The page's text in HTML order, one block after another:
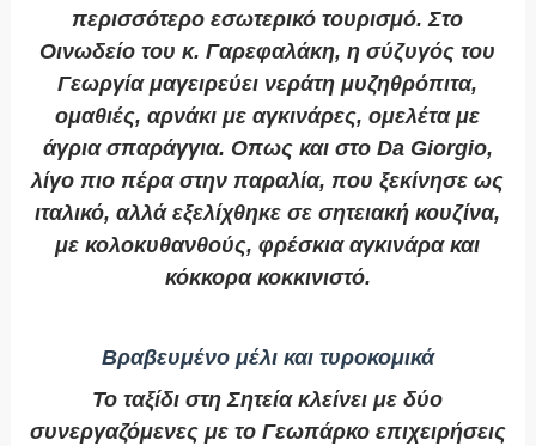
περισσότερο εσωτερικό τουρισμό. Στο
Οινωδείο του κ. Γαρεφαλάκη, η σύζυγός του
Γεωργία μαγειρεύει νεράτη μυζηθρόπιτα,
ομαθιές, αρνάκι με αγκινάρες, ομελέτα με
άγρια σπαράγγια. Οπως και στο Da Giorgio,
λίγο πιο πέρα στην παραλία, που ξεκίνησε ως
ιταλικό, αλλά εξελίχθηκε σε σητειακή κουζίνα,
με κολοκυθανθούς, φρέσκια αγκινάρα και
κόκκορα κοκκινιστό.
Βραβευμένο μέλι και τυροκομικά
Το ταξίδι στη Σητεία κλείνει με δύο
συνεργαζόμενες με το Γεωπάρκο επιχειρήσεις